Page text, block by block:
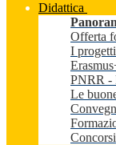
Didattica
Offerta
I
PNRR -
Le
Concorsi